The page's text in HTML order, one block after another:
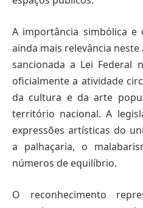
A importância simbólica
ainda mais relevância
sancionada a Lei Federal
oficialmente a atividade
da cultura e da arte
território nacional. A
expressões artísticas do
a palhaçaria, o
números de equilíbrio.
O reconhecimento